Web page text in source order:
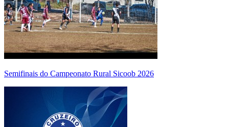
Semifinais do Campeonato Rural Sicoob 2026